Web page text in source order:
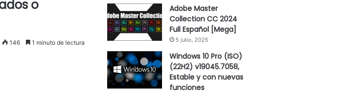
o
146 1 minuto de lectura
Adobe Master
Collection CC 2024
Full Español [Mega]
5 julio, 2025
Windows 10 Pro (ISO)
(22H2) v19045.7058,
Estable y con nuevas
funciones